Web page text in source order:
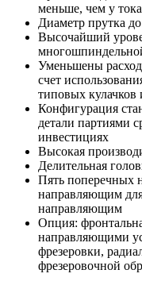
меньше, чем у
Диаметр прутка
Высочайший
Уменьшены
счет
типовых
Конфигурация
детали партиями
инвестициях
Высокая
Делительная
Пять поперечных
направляющим
направляющим
Опция:
направляющими
фрезеровки,
фрезеровочной